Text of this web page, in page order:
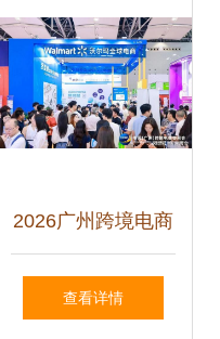
2026广州跨境电商
外贸出口展会 6·16
查看详情